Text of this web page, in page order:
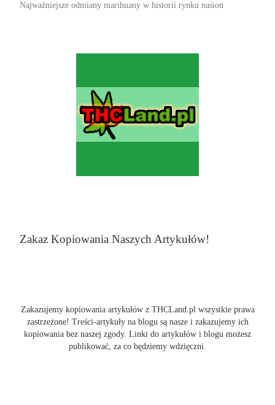
Najważniejsze odmiany marihuany w historii rynku nasion
Zakaz Kopiowania Naszych Artykułów!
Zakazujemy kopiowania artykułów z THCLand.pl wszystkie prawa
zastrzeżone! Treści-artykuły na blogu są nasze i zakazujemy ich
kopiowania bez naszej zgody. Linki do artykułów i blogu możesz
publikować, za co będziemy wdzięczni.